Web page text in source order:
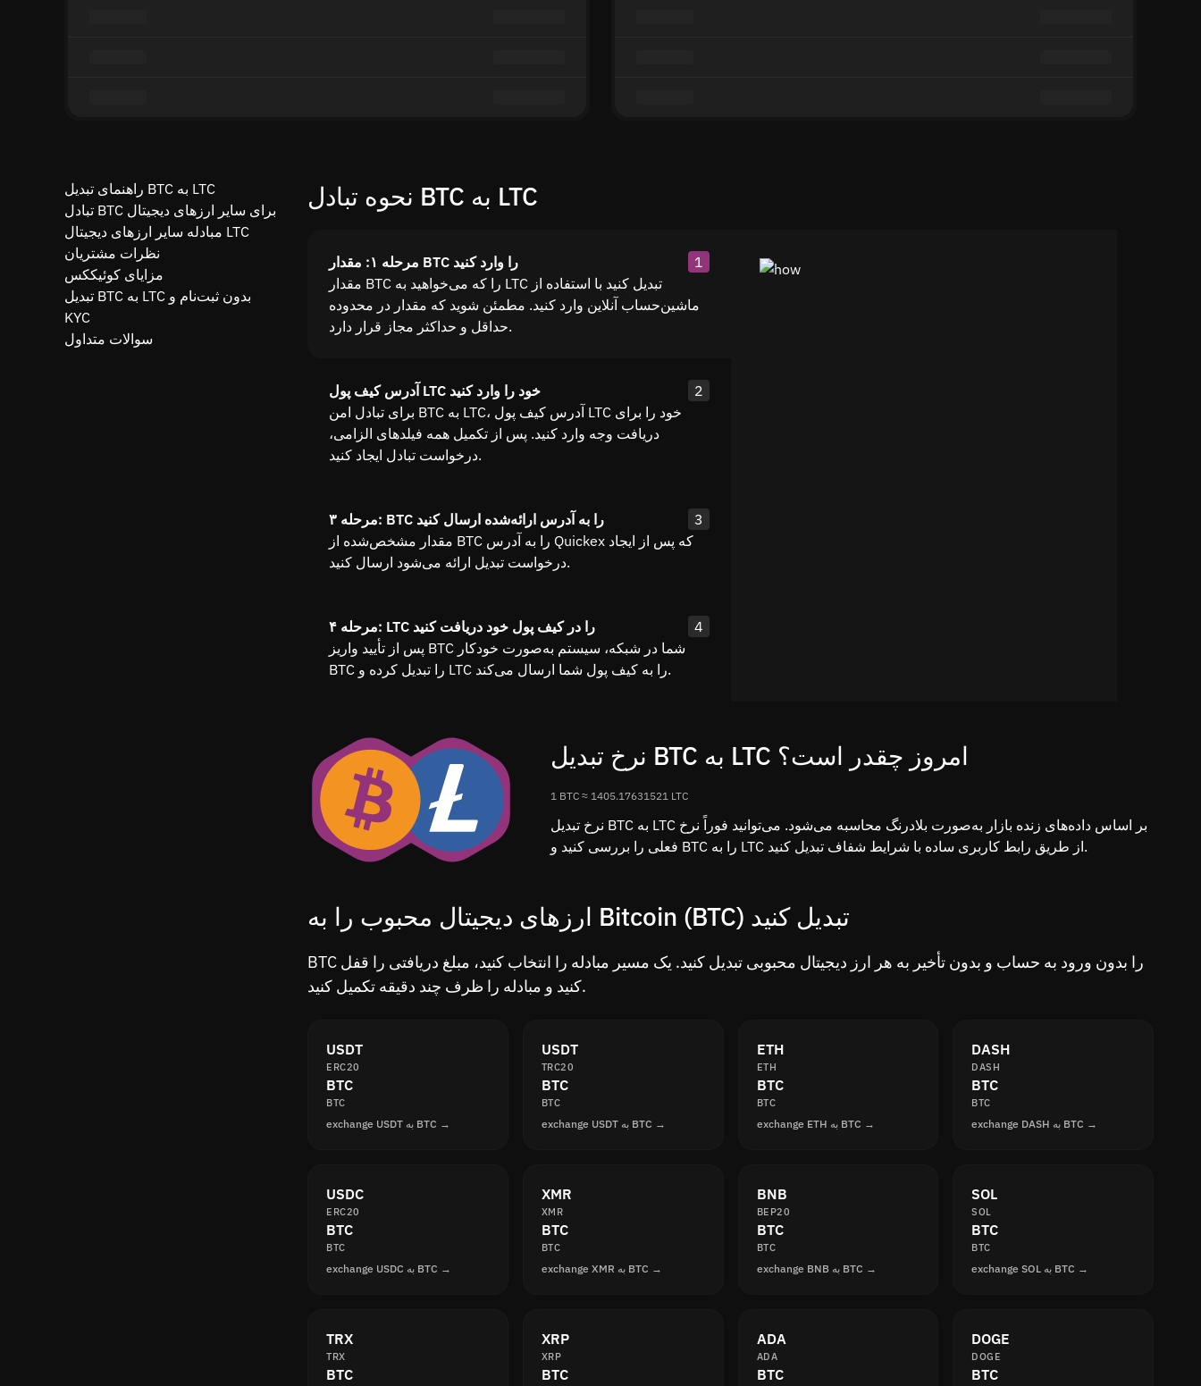
راهنمای تبدیل BTC به LTC
تبادل BTC برای سایر ارزهای دیجیتال
مبادله سایر ارزهای دیجیتال LTC
نظرات مشتریان
مزایای کوئیککس
تبدیل BTC به LTC بدون ثبت‌نام و
KYC
سوالات متداول
نحوه تبادل BTC به LTC
مرحله ۱: مقدار BTC را وارد کنید
1
مقدار BTC را که می‌خواهید به LTC تبدیل کنید با استفاده از
ماشین‌حساب آنلاین وارد کنید. مطمئن شوید که مقدار در محدوده
حداقل و حداکثر مجاز قرار دارد.
آدرس کیف پول LTC خود را وارد کنید
2
برای تبادل امن BTC به LTC، آدرس کیف پول LTC خود را برای
دریافت وجه وارد کنید. پس از تکمیل همه فیلدهای الزامی،
درخواست تبادل ایجاد کنید.
مرحله ۳: BTC را به آدرس ارائه‌شده ارسال کنید
3
مقدار مشخص‌شده از BTC را به آدرس Quickex که پس از ایجاد
درخواست تبدیل ارائه می‌شود ارسال کنید.
مرحله ۴: LTC را در کیف پول خود دریافت کنید
4
پس از تأیید واریز BTC شما در شبکه، سیستم به‌صورت خودکار
BTC را تبدیل کرده و LTC را به کیف پول شما ارسال می‌کند.
نرخ تبدیل BTC به LTC امروز چقدر است؟
1 BTC ≈ 1405.17631521 LTC
نرخ تبدیل BTC به LTC بر اساس داده‌های زنده بازار به‌صورت بلادرنگ محاسبه می‌شود. می‌توانید فوراً نرخ
فعلی را بررسی کنید و BTC را به LTC از طریق رابط کاربری ساده با شرایط شفاف تبدیل کنید.
ارزهای دیجیتال محبوب را به Bitcoin (BTC) تبدیل کنید
کنید و مبادله را ظرف چند دقیقه تکمیل کنید.
USDT
ERC20
BTC
BTC
exchange USDT به BTC →
USDT
TRC20
BTC
BTC
exchange USDT به BTC →
ETH
ETH
BTC
BTC
exchange ETH به BTC →
DASH
DASH
BTC
BTC
exchange DASH به BTC →
USDC
ERC20
BTC
BTC
exchange USDC به BTC →
XMR
XMR
BTC
BTC
exchange XMR به BTC →
BNB
BEP20
BTC
BTC
exchange BNB به BTC →
SOL
SOL
BTC
BTC
exchange SOL به BTC →
TRX
TRX
BTC
XRP
XRP
BTC
ADA
ADA
BTC
DOGE
DOGE
BTC